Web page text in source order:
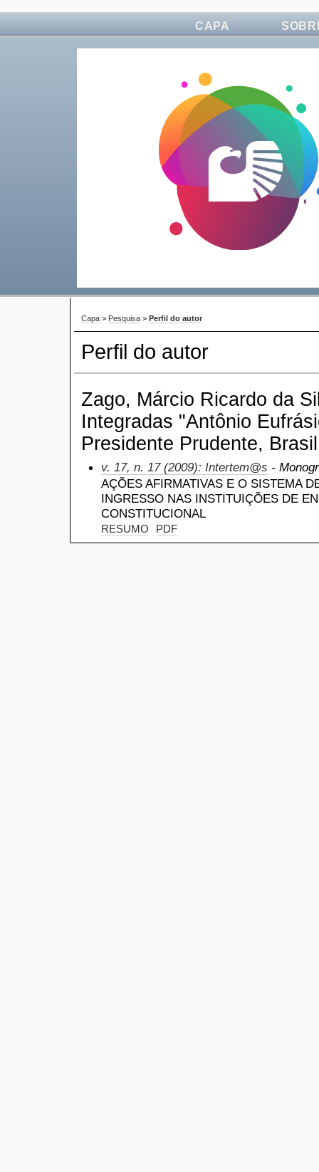
CAPA
Capa > Pesquisa > Perfil do autor
Perfil do autor
Zago, Márcio Ricardo da
Integradas "Antônio
Presidente Prudente, Brasil
v. 17, n. 17 (2009): Intertem@s -
AÇÕES AFIRMATIVAS E O SISTEMA
INGRESSO NAS INSTITUIÇÕES DE
CONSTITUCIONAL
RESUMO PDF